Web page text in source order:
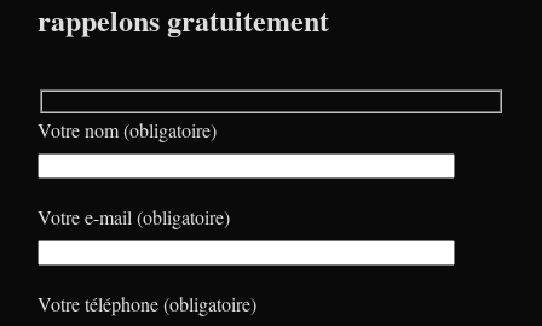
rappelons gratuitement
Votre nom (obligatoire)
Votre e-mail (obligatoire)
Votre téléphone (obligatoire)